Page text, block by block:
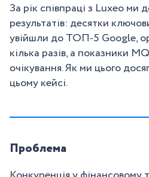
За рік співпраці з Luxeo ми
результатів: десятки
увійшли до ТОП-5 Google,
кілька разів, а показники
очікування. Як ми цього
цьому кейсі.
Проблема